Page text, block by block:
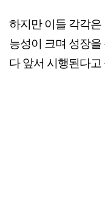
하지만 이들 각각
능성이 크며 성장
다 앞서 시행된다